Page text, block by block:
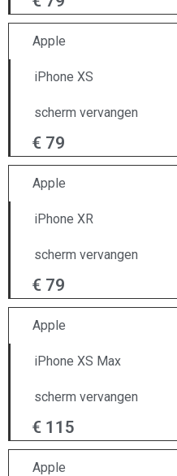
Apple
iPhone XS
scherm vervangen
€ 79
Apple
iPhone XR
scherm vervangen
€ 79
Apple
iPhone XS Max
scherm vervangen
€ 115
Apple